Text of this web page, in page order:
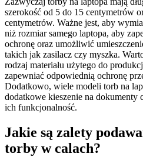
szerokość od 5 do 15 centymetrów
centymetrów. Ważne jest, aby
niż rozmiar samego laptopa, aby
ochronę oraz umożliwić
takich jak zasilacz czy myszka.
rodzaj materiału użytego do
zapewniać odpowiednią ochronę
Dodatkowo, wiele modeli torb na
dodatkowe kieszenie na dokumenty
ich funkcjonalność.
Jakie są zalety
torby w calach?